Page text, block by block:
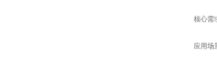
核心需求
应用场景